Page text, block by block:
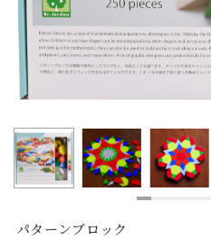
パターンブロック